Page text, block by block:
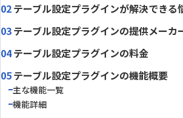
テーブル設定プラグインが解決できる
テーブル設定プラグインの提供メーカ
テーブル設定プラグインの料金
テーブル設定プラグインの機能概要
主な機能一覧
機能詳細